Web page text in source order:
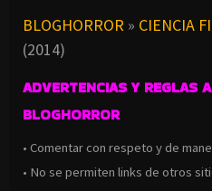
BLOGHORROR » CIENCIA
(2014)
ADVERTENCIAS Y REGLAS
BLOGHORROR
• Comentar con respeto y de
• No se permiten links de otros